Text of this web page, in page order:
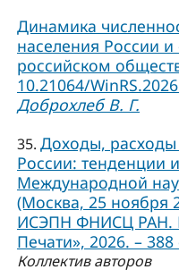
Динамика
населения России
российском
10.21064/
Доброхлеб В. Г.
35. Доходы,
России: тенденции
Международной
(Москва, 25 ноября
ИСЭПН ФНИСЦ РАН.
Печати», 2026. – 388
Коллектив авторов